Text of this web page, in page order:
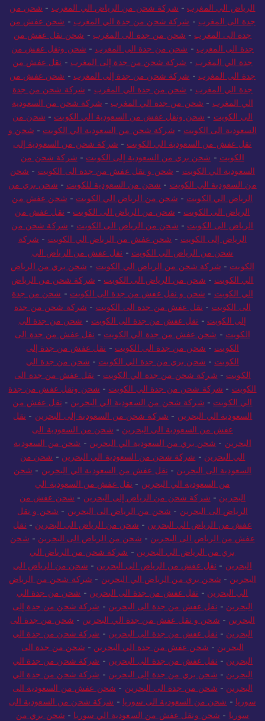
الرياض الي المغرب - شركة شحن من الرياض الي المغرب - شحن من
جدة الى المغرب - شركة شحن من جدة الي المغرب - شحن عفش من
جدة الى المغرب - شحن من جدة الى المغرب - شحن نقل عفش من
جدة الى المغرب - شحن من جدة الى المغرب - شحن ونقل عفش من
جدة الي المغرب - شركة شحن من جدة إلى المغرب - نقل عفش من
جدة الى المغرب - شركة شحن من جدة إلى المغرب - شحن عفش من
جدة الي المغرب - شحن من جدة الي المغرب - شركة شحن من جدة
الي المغرب - شحن من جدة الي المغرب - شركة شحن من السعودية
الى الكويت - شحن ونقل عفش من السعودية الي الكويت - شحن من
السعودية الى الكويت - شركة شحن من السعودية الي الكويت - شحن و
نقل عفش من السعودية الي الكويت - شركة شحن من السعودية إلى
الكويت - شحن بري من السعودية إلى الكويت - شركة شحن من
السعودية الي الكويت - شحن و نقل عفش من جدة الى الكويت - شحن
من السعودية الي الكويت - شحن من السعودية للكويت - شحن بري من
الرياض الي الكويت - شحن من الرياض الي الكويت - شحن عفش من
الرياض الى الكويت - شحن من الرياض الى الكويت - نقل عفش من
الرياض الى الكويت - شحن من الرياض الى الكويت - شركة شحن من
الرياض إلى الكويت - شحن عفش من الرياض الي الكويت - شركة
شحن من الرياض الي الكويت - نقل عفش من الرياض الى
الكويت - شركة شحن من الرياض الي الكويت - شحن بري من الرياض
الي الكويت - شحن من الرياض الى الكويت - شركة شحن من الرياض
الي الكويت - شحن و نقل عفش من جدة الى الكويت - شحن من جدة
الى الكويت - نقل عفش من جدة الى الكويت - شركة شحن من جدة
إلى الكويت - نقل عفش من جدة الى الكويت - شحن من جدة الى
الكويت - شحن عفش من جدة الي الكويت - نقل عفش من جدة الى
الكويت - شحن من جدة الى الكويت - نقل عفش من جدة إلى
الكويت - شحن بري من جدة الي الكويت - شحن من جدة الي
الكويت - شركة شحن من جدة الي الكويت - نقل عفش من جدة الى
الكويت - شركة شحن من جدة الي الكويت - شحن ونقل عفش من جدة
الي الكويت - شركة شحن من السعودية الي البحرين - نقل عفش من
السعودية الي البحرين - شركة شحن من السعودية إلى البحرين - نقل
عفش من السعودية الي البحرين - شحن من السعودية الى
البحرين - شحن بري من السعودية الي البحرين - شحن من السعودية
الي البحرين - شركة شحن من السعودية الي البحرين - شحن من
السعودية الى البحرين - نقل عفش من السعودية الي البحرين - شحن
من السعودية الي البحرين - نقل عفش من السعودية الي
البحرين - شركة شحن من الرياض إلى البحرين - شحن عفش من
الرياض الى البحرين - شحن من الرياض الى البحرين - شحن و نقل
عفش من الرياض الي البحرين - شحن من الرياض الي البحرين - نقل
عفش من الرياض الى البحرين - شحن من الرياض الى البحرين - شحن
بري من الرياض الي البحرين - شركة شحن من الرياض الي
البحرين - نقل عفش من الرياض الى البحرين - شحن من الرياض الي
البحرين - شحن بري من الرياض الي البحرين - شركة شحن من الرياض
الي البحرين - نقل عفش من جدة الى البحرين - شحن من جدة الي
البحرين - نقل عفش من جدة الى البحرين - شركة شحن من جدة إلى
البحرين - شحن و نقل عفش من جدة الي البحرين - شحن من جدة الى
البحرين - نقل عفش من جدة الى البحرين - شركة شحن من جدة الي
البحرين - شحن عفش من جدة الي البحرين - شحن من جدة الى
البحرين - نقل عفش من جدة الى البحرين - شركة شحن من جدة الي
البحرين - شحن بري من جدة إلى البحرين - شركة شحن من جدة الي
البحرين - شحن من جدة الى البحرين - شحن عفش من السعودية الى
سوريا - شحن من السعودية الى سوريا - شركة شحن من السعودية الى
سوريا - شحن ونقل عفش من السعودية الي سوريا - شحن بري من